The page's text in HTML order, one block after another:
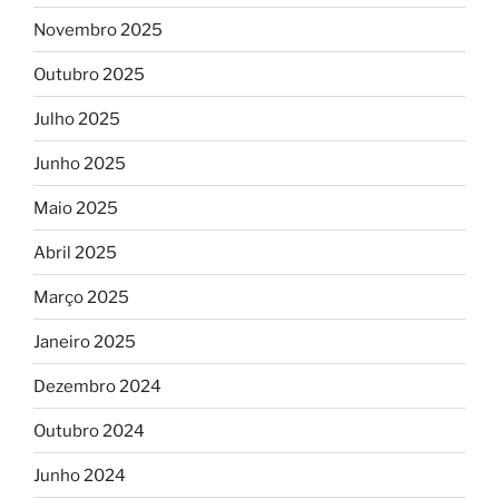
Novembro 2025
Outubro 2025
Julho 2025
Junho 2025
Maio 2025
Abril 2025
Março 2025
Janeiro 2025
Dezembro 2024
Outubro 2024
Junho 2024